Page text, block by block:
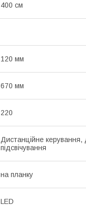
400 см
120 мм
670 мм
220
Дистанційне керування,
підсвічування
на планку
LED